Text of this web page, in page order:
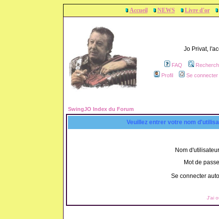
Accueil NEWS Livre d'or
Jo Privat,
FAQ
Profil
Se
SwingJO Index du Forum
Veuillez entrer votre nom
Nom
Mot de
Se connecter
J'ai